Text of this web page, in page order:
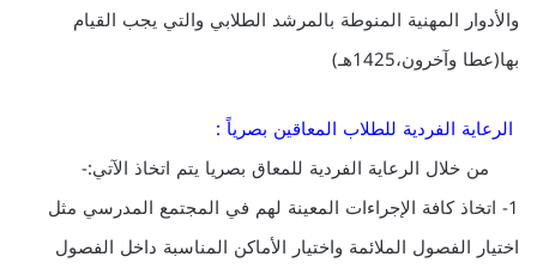
والأدوار المهنية المنوطة بالمرشد الطلابي والتي يجب القيام
بها(عطا وآخرون،1425هـ)
الرعاية الفردية للطلاب المعاقين بصرياً :
من خلال الرعاية الفردية للمعاق بصريا يتم اتخاذ الآتي:-
1- اتخاذ كافة الإجراءات المعينة لهم في المجتمع المدرسي مثل
اختيار الفصول الملائمة واختيار الأماكن المناسبة داخل الفصول